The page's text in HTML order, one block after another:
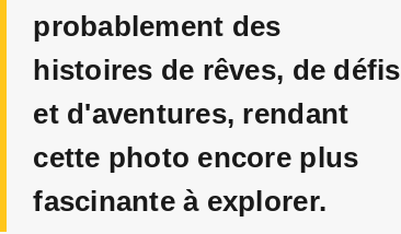
probablement des
histoires de rêves, de défis
et d'aventures, rendant
cette photo encore plus
fascinante à explorer.